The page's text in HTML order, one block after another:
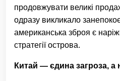
продовжувати великі
одразу викликало
американська зброя є
стратегії острова.
Китай — єдина загроза, а